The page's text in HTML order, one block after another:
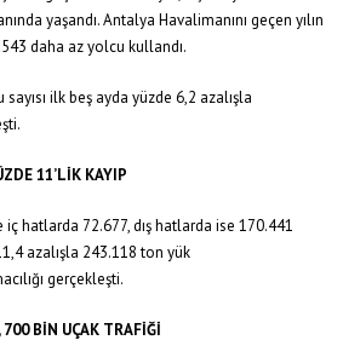
yaşandı. Antalya Havalimanını geçen yılın
daha az yolcu kullandı.
ilk beş ayda yüzde 6,2 azalışla
11’LİK KAYIP
iç hatlarda 72.677, dış hatlarda ise 170.441
azalışla 243.118 ton yük
gerçekleşti.
700 BİN UÇAK TRAFİĞİ